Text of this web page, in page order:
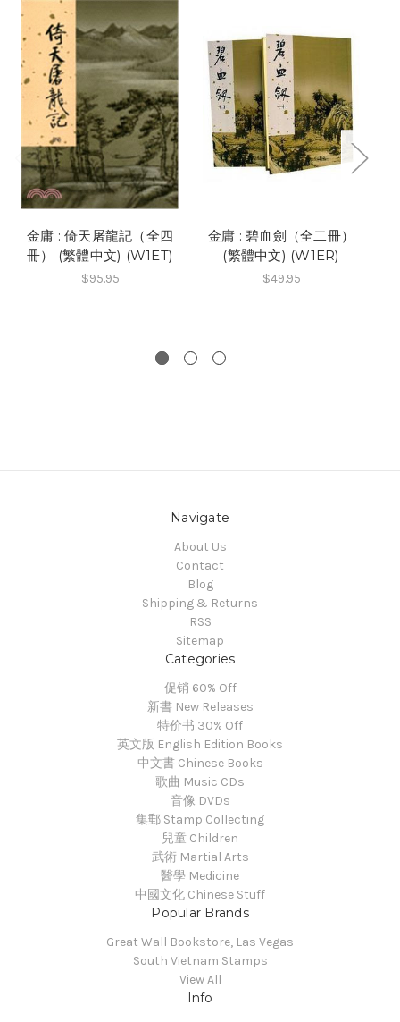
金庸 : 倚天屠龍記（全四
冊） (繁體中文) (W1ET)
$95.95
金庸 : 碧血劍（全二冊）
(繁體中文) (W1ER)
$49.95
Navigate
About Us
Contact
Blog
Shipping & Returns
RSS
Sitemap
Categories
促销 60% Off
新書 New Releases
特价书 30% Off
英文版 English Edition Books
中文書 Chinese Books
歌曲 Music CDs
音像 DVDs
集郵 Stamp Collecting
兒童 Children
武術 Martial Arts
醫學 Medicine
中國文化 Chinese Stuff
Popular Brands
Great Wall Bookstore, Las Vegas
South Vietnam Stamps
View All
Info